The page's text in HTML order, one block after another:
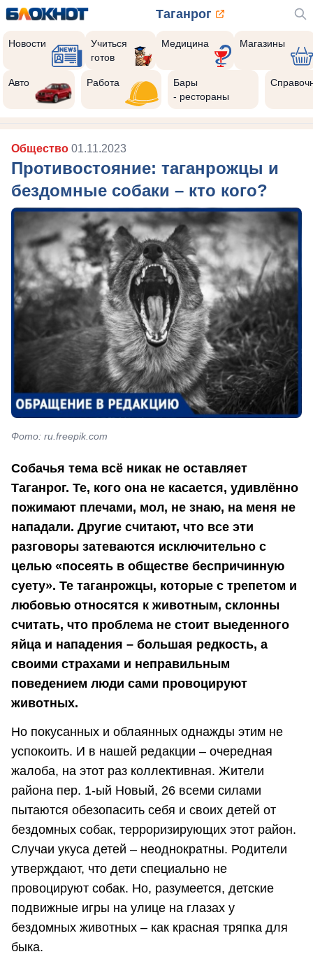
Таганрог
Новости
Учиться
готов
Медицина Магазины
Авто Работа
Бары
- рестораны
Общество 01.11.2023
Противостояние: таганрожцы и
бездомные собаки – кто кого?
Фото: ru.freepik.com
Собачья тема всё никак не оставляет
Таганрог. Те, кого она не касается, удивлённо
пожимают плечами, мол, не знаю, на меня не
нападали. Другие считают, что все эти
разговоры затеваются исключительно с
целью «посеять в обществе беспричинную
суету». Те таганрожцы, которые с трепетом и
любовью относятся к животным, склонны
считать, что проблема не стоит выеденного
яйца и нападения – большая редкость, а
своими страхами и неправильным
поведением люди сами провоцируют
животных.
Но покусанных и облаянных однажды этим не
успокоить. И в нашей редакции – очередная
жалоба, на этот раз коллективная. Жители
района пер. 1-ый Новый, 26 всеми силами
пытаются обезопасить себя и своих детей от
бездомных собак, терроризирующих этот район.
Случаи укуса детей – неоднократны. Родители
утверждают, что дети специально не
провоцируют собак. Но, разумеется, детские
подвижные игры на улице на глазах у
бездомных животных – как красная тряпка для
быка.